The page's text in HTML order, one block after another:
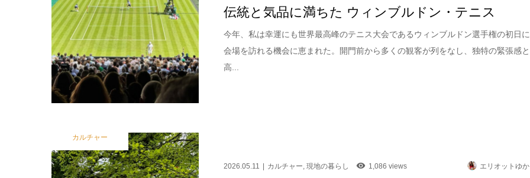
伝統と気品に満ちた ウィンブルドン・テニス
今年、私は幸運にも世界最高峰のテニス大会であるウィンブルドン選手権の初日に
会場を訪れる機会に恵まれた。開門前から多くの観客が列をなし、独特の緊張感と
高...
カルチャー
2026.05.11 カルチャー,現地の暮らし 1,086 views エリオットゆか